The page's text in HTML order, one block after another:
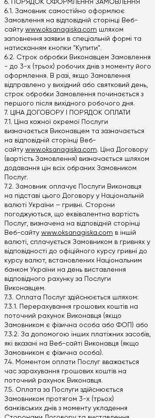
6.1. Замовник самостійно оформлює
Замовлення на відповідній сторінці Веб-
сайту www.oksanagiska.com шляхом
заповнення заявки в спеціальній формі та
натисканням кнопки "Купити".
6.2. Строк обробки Виконавцем Замовлення
- до 3-х (трьох) робочих днів з моменту його
оформлення. В разі, якщо Замовлення
відправлено у вихідний або святковий день,
строк обробки Замовлення починається з
першого після вихідного робочого дня.
7. ЦІНА ДОГОВОРУ І ПОРЯДОК ОПЛАТИ
7.1. Ціна кожної окремої Послуги
визначається Виконавцем та зазначається
на відповідній сторінці Веб-
сайту www.oksanagiska.com. Ціна Договору
(вартість Замовлення) визначається шляхом
додавання цін всіх обраних Замовником
Послуг.
7.2. Замовник оплачує Послуги Виконавця
на підставі цього Договору у Національній
валюті України – гривні. Сторони
погоджуються, що еквівалентна вартість
Послуг, визначена на відповідній сторінці
Веб-сайту www.oksanagiska.com в іншій
валюті, сплачується Замовником в гривнях у
відповідності до офіційного курсу гривні до
курсу валют, встановлених Національним
банком України на день виставлення
відповідного рахунку за Послуги
Виконавцем.
7.3. Оплата Послуг здійснюється шляхом:
7.3.1. Перерахування грошових коштів на
поточний рахунок Виконавця (якщо
Замовником є фізична особа або ФОП) або
7.3.2. За допомогою інших платіжних засобів,
які вказані на Веб-сайті Виконавця (якщо
Замовником є фізична особа).
7.4. Моментом оплати Послуг вважається
час зарахування грошових коштів на
поточний рахунок Виконавця.
7.5. Оплата за Послуги здійснюється
Замовником протягом 3-х (трьох)
банківських днів з моменту укладення